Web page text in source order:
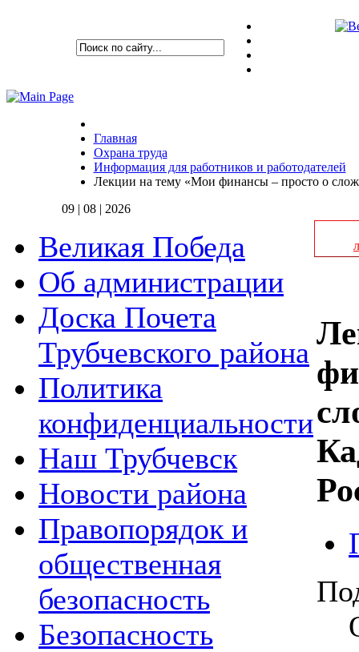
Главная
Охрана труда
Информация для работников и работодателей
Лекции на тему «Мои финансы – просто о
09 | 08 | 2026
Великая Победа
Об администрации
Доска Почета
Трубчевского района
Политика
конфиденциальности
Наш Трубчевск
Новости района
Правопорядок и
общественная
безопасность
Безопасность